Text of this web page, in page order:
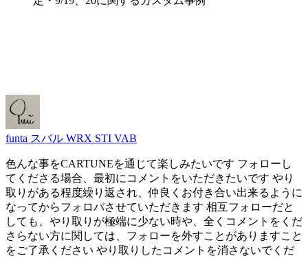
funta スバル WRX STI VAB
色んな事をCARTUNEを通じて楽しみたいです フォローし
てくださる場合、最初にコメントをいただきたいです やり
取りがある程度繰り返され、仲良くお付き合い出来るように
なってからフォロバさせていただきます 相互フォローだと
しても、やり取りが極端に少ない時や、全くコメントをくだ
さらない方に関しては、フォローを外すことがありますこと
をご了承ください やり取りしたコメントを消さないでくだ